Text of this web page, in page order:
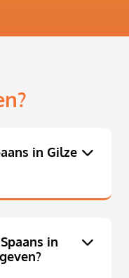
in Gilze
in